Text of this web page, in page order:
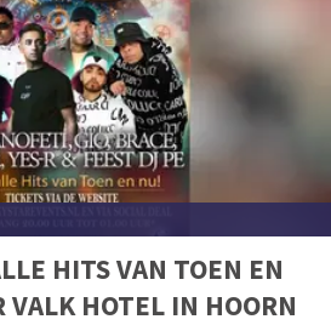
HITS VAN TOEN EN
HOTEL IN HOORN